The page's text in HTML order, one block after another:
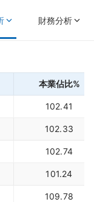
財務分析
本業佔比%
102.41
102.33
102.74
101.24
109.78